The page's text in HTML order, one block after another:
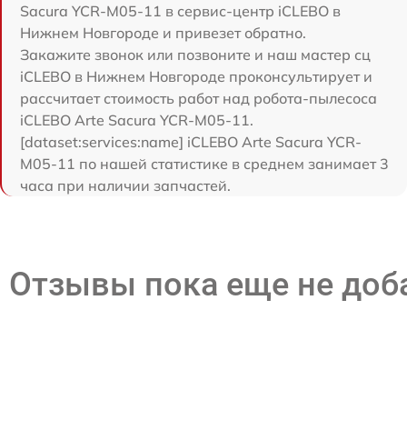
Sacura YCR-M05-11 в сервис-центр iCLEBO в
Нижнем Новгороде и привезет обратно.
Закажите звонок или позвоните и наш мастер сц
iCLEBO в Нижнем Новгороде проконсультирует и
рассчитает стоимость работ над робота-пылесоса
iCLEBO Arte Sacura YCR-M05-11.
[dataset:services:name] iCLEBO Arte Sacura YCR-
M05-11 по нашей статистике в среднем занимает 3
часа при наличии запчастей.
Отзывы пока еще не